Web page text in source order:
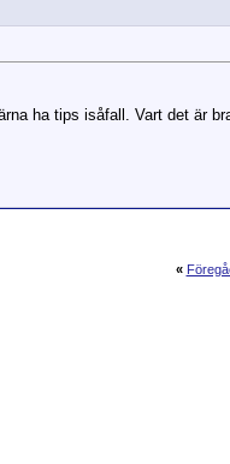
ha tips isåfall. Vart det är
«